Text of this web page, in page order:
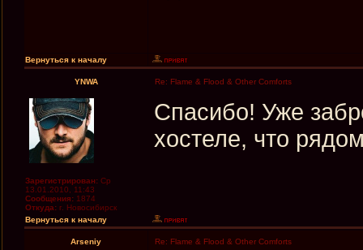
Вернуться к началу
YNWA Re: Flame & Flood & Other Comforts
Зарегистрирован: Ср
13.01.2010, 11:43
Сообщения: 1874
Откуда: г. Новосибирск
Спасибо! Уже
хостеле, что
Вернуться к началу
Arseniy Re: Flame & Flood & Other Comforts